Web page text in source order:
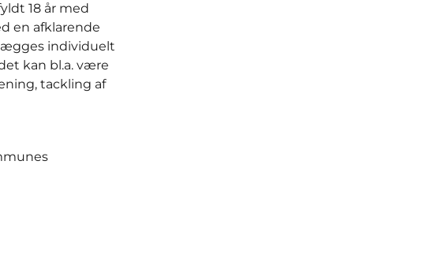
18 år med
en afklarende
individuelt
kan bl.a. være
tackling af